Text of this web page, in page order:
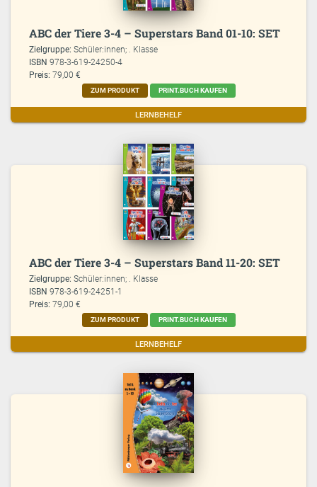
ABC der Tiere 3-4 – Superstars Band 01-10: SET
Zielgruppe:Schüler:innen; . Klasse
ISBN978-3-619-24250-4
Preis: 79,00 €
ZUM PRODUKT PRINT.BUCH KAUFEN
LERNBEHELF
ABC der Tiere 3-4 – Superstars Band 11-20: SET
Zielgruppe:Schüler:innen; . Klasse
ISBN978-3-619-24251-1
Preis: 79,00 €
ZUM PRODUKT PRINT.BUCH KAUFEN
LERNBEHELF